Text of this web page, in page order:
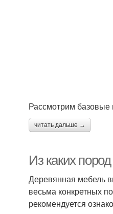
Рассмотрим базовые
читать дальше →
Из каких
Деревянная мебель
весьма конкретных
рекомендуется